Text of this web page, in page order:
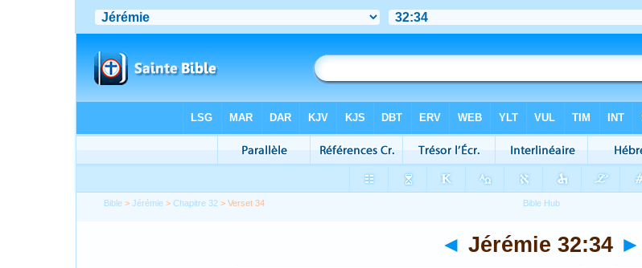
Bible >Jérémie >Chapitre 32 > Verset 34
◄ Jérémie 32:34 ►